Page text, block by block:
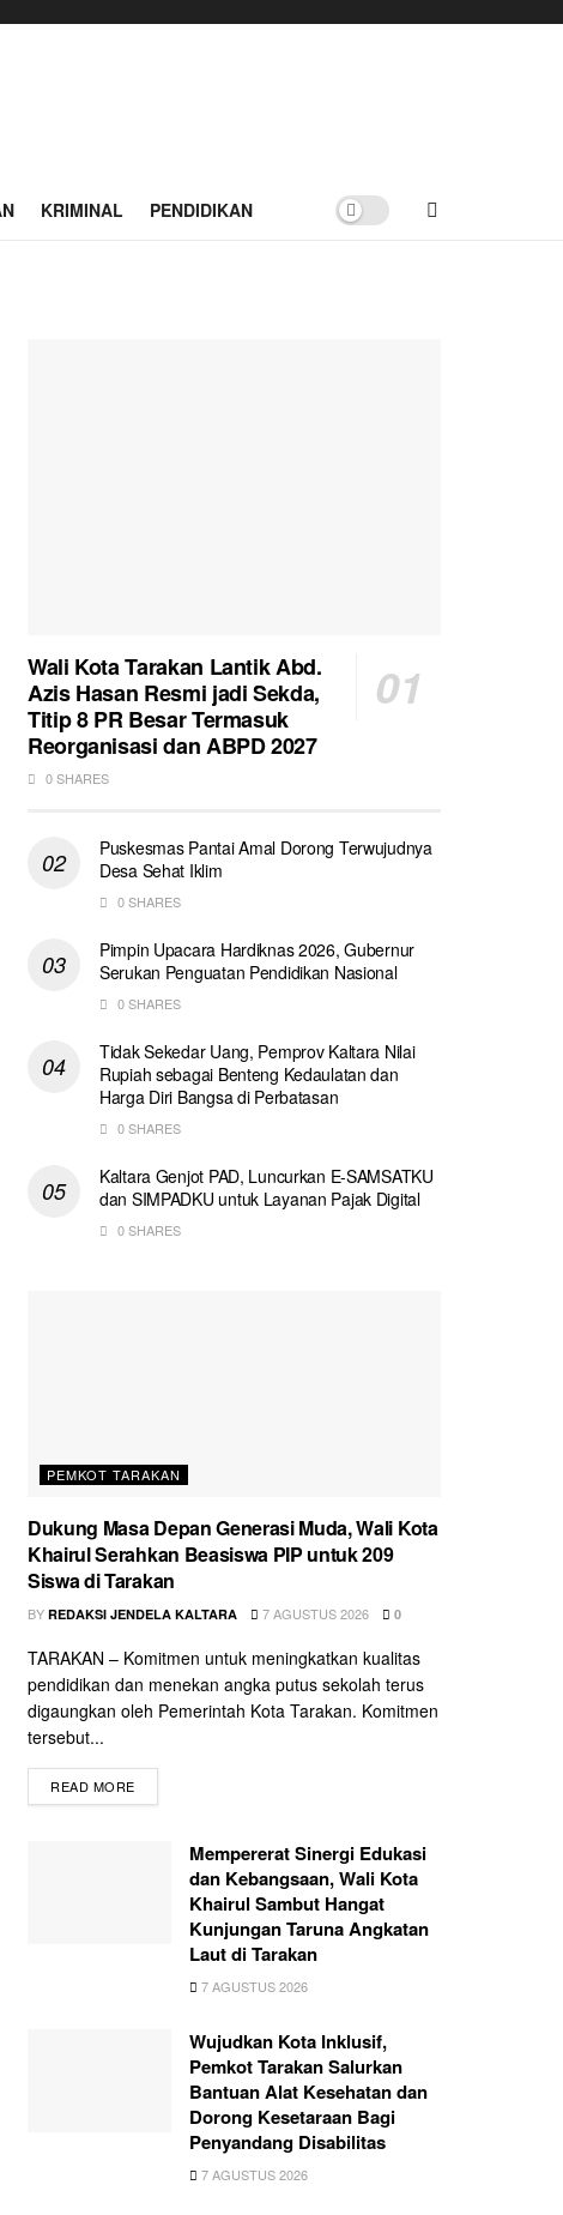
KRIMINAL PENDIDIKAN
Wali Kota Tarakan Lantik Abd.
Azis Hasan Resmi jadi Sekda,
Titip 8 PR Besar Termasuk
Reorganisasi dan ABPD 2027
0 SHARES
Puskesmas Pantai Amal Dorong Terwujudnya
Desa Sehat Iklim
0 SHARES
Pimpin Upacara Hardiknas 2026, Gubernur
Serukan Penguatan Pendidikan Nasional
0 SHARES
Tidak Sekedar Uang, Pemprov Kaltara Nilai
Rupiah sebagai Benteng Kedaulatan dan
Harga Diri Bangsa di Perbatasan
0 SHARES
Kaltara Genjot PAD, Luncurkan E-SAMSATKU
dan SIMPADKU untuk Layanan Pajak Digital
0 SHARES
PEMKOT TARAKAN
Dukung Masa Depan Generasi Muda, Wali Kota
Khairul Serahkan Beasiswa PIP untuk 209
Siswa di Tarakan
BY REDAKSI JENDELA KALTARA 7 AGUSTUS 2026 0
TARAKAN – Komitmen untuk meningkatkan kualitas
pendidikan dan menekan angka putus sekolah terus
digaungkan oleh Pemerintah Kota Tarakan. Komitmen
tersebut...
READ MORE
Mempererat Sinergi Edukasi
dan Kebangsaan, Wali Kota
Khairul Sambut Hangat
Kunjungan Taruna Angkatan
Laut di Tarakan
7 AGUSTUS 2026
Wujudkan Kota Inklusif,
Pemkot Tarakan Salurkan
Bantuan Alat Kesehatan dan
Dorong Kesetaraan Bagi
Penyandang Disabilitas
7 AGUSTUS 2026